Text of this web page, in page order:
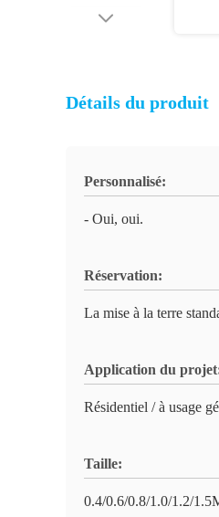
Détails du produit
Personnalisé:
- Oui, oui.
Réservation:
La mise à la terre
Application du
Résidentiel / à usage
Taille:
0.4/0.6/0.8/1.0/1.2/